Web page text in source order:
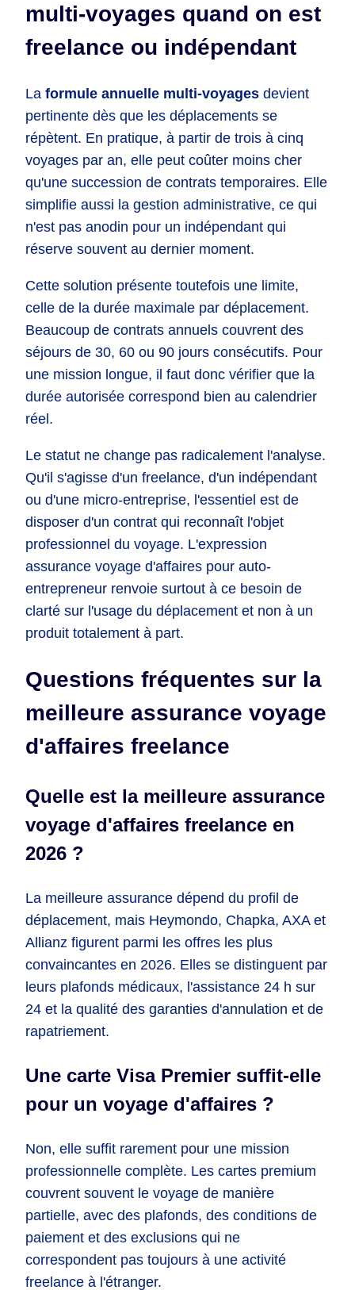
multi-voyages quand on est
freelance ou indépendant
La formule annuelle multi-voyages devient
pertinente dès que les déplacements se
répètent. En pratique, à partir de trois à cinq
voyages par an, elle peut coûter moins cher
qu'une succession de contrats temporaires. Elle
simplifie aussi la gestion administrative, ce qui
n'est pas anodin pour un indépendant qui
réserve souvent au dernier moment.
Cette solution présente toutefois une limite,
celle de la durée maximale par déplacement.
Beaucoup de contrats annuels couvrent des
séjours de 30, 60 ou 90 jours consécutifs. Pour
une mission longue, il faut donc vérifier que la
durée autorisée correspond bien au calendrier
réel.
Le statut ne change pas radicalement l'analyse.
Qu'il s'agisse d'un freelance, d'un indépendant
ou d'une micro-entreprise, l'essentiel est de
disposer d'un contrat qui reconnaît l'objet
professionnel du voyage. L'expression
assurance voyage d'affaires pour auto-
entrepreneur renvoie surtout à ce besoin de
clarté sur l'usage du déplacement et non à un
produit totalement à part.
Questions fréquentes sur la
meilleure assurance voyage
d'affaires freelance
Quelle est la meilleure assurance
voyage d'affaires freelance en
2026 ?
La meilleure assurance dépend du profil de
déplacement, mais Heymondo, Chapka, AXA et
Allianz figurent parmi les offres les plus
convaincantes en 2026. Elles se distinguent par
leurs plafonds médicaux, l'assistance 24 h sur
24 et la qualité des garanties d'annulation et de
rapatriement.
Une carte Visa Premier suffit-elle
pour un voyage d'affaires ?
Non, elle suffit rarement pour une mission
professionnelle complète. Les cartes premium
couvrent souvent le voyage de manière
partielle, avec des plafonds, des conditions de
paiement et des exclusions qui ne
correspondent pas toujours à une activité
freelance à l'étranger.